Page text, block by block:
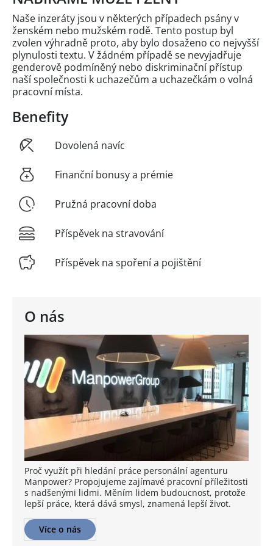
O nás
Proč využít při hledání práce personální agenturu
Manpower? Propojujeme zajímavé pracovní příležitosti
s nadšenými lidmi. Měním lidem budoucnost, protože
lepší práce, která dává smysl, znamená lepší život.
Více o nás
Naše inzeráty jsou v některých případech psány v
ženském nebo mužském rodě. Tento postup byl
zvolen výhradně proto, aby bylo dosaženo co nejvyšší
plynulosti textu. V žádném případě se nevyjadřuje
genderově podmíněný nebo diskriminační přístup
naší společnosti k uchazečům a uchazečkám o volná
pracovní místa.
Benefity
Dovolená navíc
Finanční bonusy a prémie
Pružná pracovní doba
Příspěvek na stravování
Příspěvek na spoření a pojištění